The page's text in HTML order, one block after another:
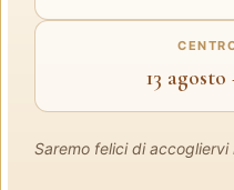
13
Saremo felici di